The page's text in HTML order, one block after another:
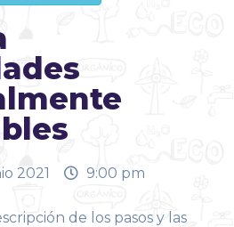
2021 9:00 pm
de los pasos y las